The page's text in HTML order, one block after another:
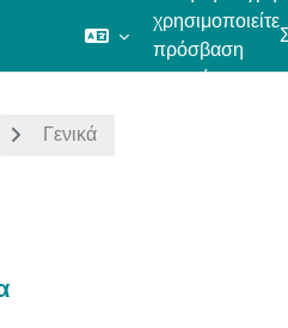
χρησιμοποιείτε
πρόσβαση
επισκέπτη
Γενικά